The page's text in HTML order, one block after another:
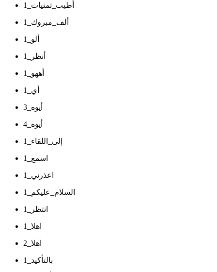
أطيب_تمنيات_1
ألف_مبروك_1
ألو_1
أنظر_1
أههو_1
أي_1
أيوه_3
أيوه_4
إلى_اللقاء_1
اسمع_1
اعذرني_1
السلام_عليكم_1
انتظر_1
اهلا_1
اهلا_2
بالتأكيد_1